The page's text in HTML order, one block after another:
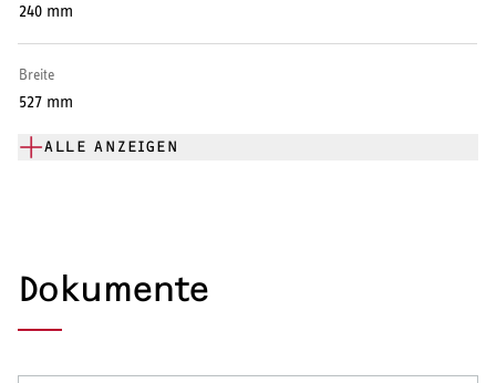
Serviceleistungen
240 mm
Breite
527 mm
ALLE ANZEIGEN
Dokumente